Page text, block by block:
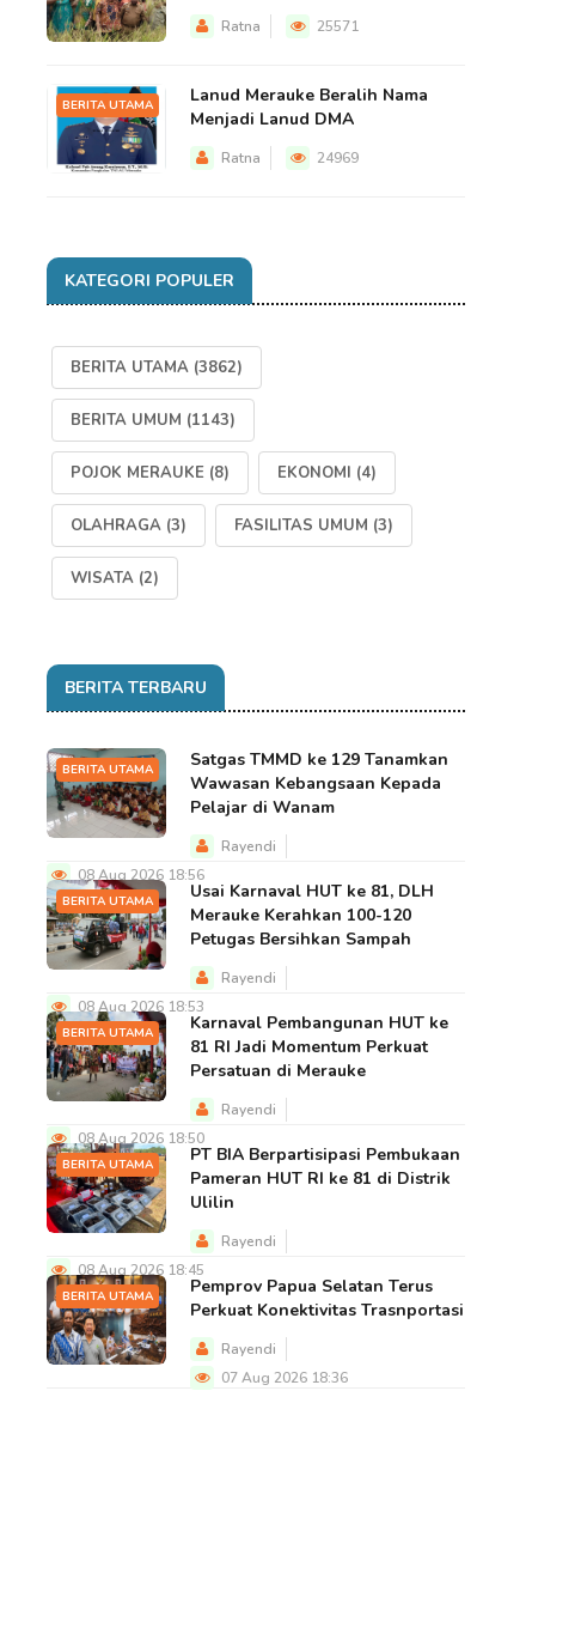
Ratna 25571
BERITA UTAMA
Lanud Merauke Beralih Nama
Menjadi Lanud DMA
Ratna 24969
KATEGORI POPULER
BERITA UTAMA (3862)
BERITA UMUM (1143)
POJOK MERAUKE (8) EKONOMI (4)
OLAHRAGA (3) FASILITAS UMUM (3)
WISATA (2)
BERITA TERBARU
BERITA UTAMA
Satgas TMMD ke 129 Tanamkan
Wawasan Kebangsaan Kepada
Pelajar di Wanam
Rayendi
08 Aug 2026 18:56
BERITA UTAMA
Usai Karnaval HUT ke 81, DLH
Merauke Kerahkan 100-120
Petugas Bersihkan Sampah
Rayendi
08 Aug 2026 18:53
BERITA UTAMA
Karnaval Pembangunan HUT ke
81 RI Jadi Momentum Perkuat
Persatuan di Merauke
Rayendi
08 Aug 2026 18:50
BERITA UTAMA
PT BIA Berpartisipasi Pembukaan
Pameran HUT RI ke 81 di Distrik
Ulilin
Rayendi
08 Aug 2026 18:45
BERITA UTAMA
Pemprov Papua Selatan Terus
Perkuat Konektivitas Trasnportasi
Rayendi
07 Aug 2026 18:36